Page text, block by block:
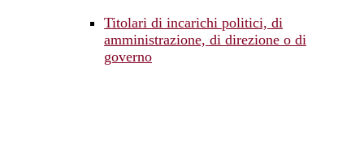
Titolari di incarichi politici, di
amministrazione, di direzione o di
governo